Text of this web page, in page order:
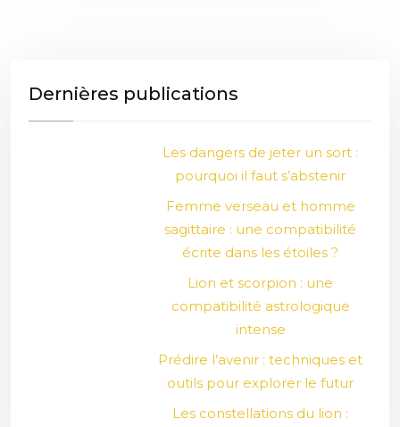
Dernières publications
Les dangers de jeter un sort :
pourquoi il faut s’abstenir
Femme verseau et homme
sagittaire : une compatibilité
écrite dans les étoiles ?
Lion et scorpion : une
compatibilité astrologique
intense
Prédire l’avenir : techniques et
outils pour explorer le futur
Les constellations du lion :